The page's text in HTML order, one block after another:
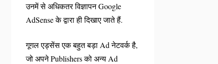
उनमें से अधिकतर विज्ञापन Google
AdSense के द्वारा ही दिखाए जाते हैं.
गूगल एड्सेंस एक बहुत बड़ा Ad नेटवर्क है,
जो अपने Publishers को अन्य Ad